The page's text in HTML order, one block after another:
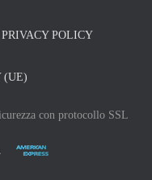
PRIVACY POLICY
(UE)
con protocollo SSL